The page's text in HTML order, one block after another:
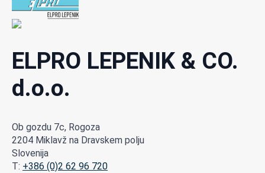
ELPRO LEPENIK & CO.
d.o.o.
Ob gozdu 7c, Rogoza
2204 Miklavž na Dravskem polju
Slovenija
T: +386 (0)2 62 96 720